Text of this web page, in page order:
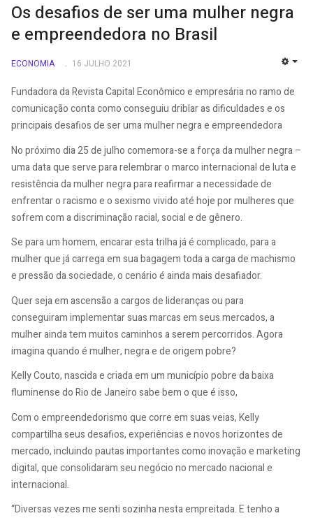
Os desafios de ser uma mulher negra
e empreendedora no Brasil
ECONOMIA 16 JULHO 2021
Fundadora da Revista Capital Econômico e empresária no ramo de
comunicação conta como conseguiu driblar as dificuldades e os
principais desafios de ser uma mulher negra e empreendedora
No próximo dia 25 de julho comemora-se a força da mulher negra –
uma data que serve para relembrar o marco internacional de luta e
resistência da mulher negra para reafirmar a necessidade de
enfrentar o racismo e o sexismo vivido até hoje por mulheres que
sofrem com a discriminação racial, social e de gênero.
Se para um homem, encarar esta trilha já é complicado, para a
mulher que já carrega em sua bagagem toda a carga de machismo
e pressão da sociedade, o cenário é ainda mais desafiador.
Quer seja em ascensão a cargos de lideranças ou para
conseguiram implementar suas marcas em seus mercados, a
mulher ainda tem muitos caminhos a serem percorridos. Agora
imagina quando é mulher, negra e de origem pobre?
Kelly Couto, nascida e criada em um município pobre da baixa
fluminense do Rio de Janeiro sabe bem o que é isso,
Com o empreendedorismo que corre em suas veias, Kelly
compartilha seus desafios, experiências e novos horizontes de
mercado, incluindo pautas importantes como inovação e marketing
digital, que consolidaram seu negócio no mercado nacional e
internacional.
“Diversas vezes me senti sozinha nesta empreitada. E tenho a